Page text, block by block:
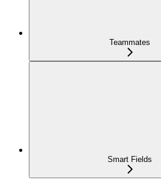
Teammates
Smart Fields